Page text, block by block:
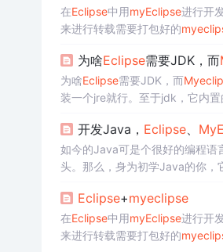
在Eclipse中用myEclipse进行开
来进行转载需要打包好的my
为啥Eclipse需要JDK，而
为啥Eclipse需要JDK，而My
装一个jre就行。至于jdk，它内
开发Java， Eclipse、 My
如今的Java可是个很好的编程语
头。那么，身为初学Java的你，
Eclipse+myeclipse
在Eclipse中用myEclipse进行开
来进行转载需要打包好的my